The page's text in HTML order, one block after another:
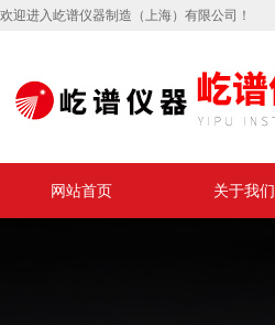
欢迎进入屹谱仪器制造（上海）有限公司！
网站首页 关于我们